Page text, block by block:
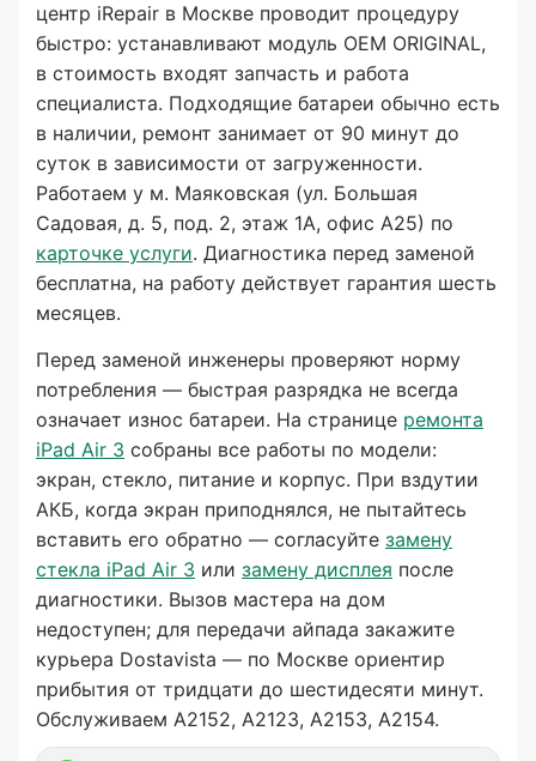
центр iRepair в Москве проводит процедуру
быстро: устанавливают модуль OEM ORIGINAL,
в стоимость входят запчасть и работа
специалиста. Подходящие батареи обычно есть
в наличии, ремонт занимает от 90 минут до
суток в зависимости от загруженности.
Работаем у м. Маяковская (ул. Большая
Садовая, д. 5, под. 2, этаж 1А, офис А25) по
карточке услуги. Диагностика перед заменой
бесплатна, на работу действует гарантия шесть
месяцев.
Перед заменой инженеры проверяют норму
потребления — быстрая разрядка не всегда
означает износ батареи. На странице ремонта
iPad Air 3 собраны все работы по модели:
экран, стекло, питание и корпус. При вздутии
АКБ, когда экран приподнялся, не пытайтесь
вставить его обратно — согласуйте замену
стекла iPad Air 3 или замену дисплея после
диагностики. Вызов мастера на дом
недоступен; для передачи айпада закажите
курьера Dostavista — по Москве ориентир
прибытия от тридцати до шестидесяти минут.
Обслуживаем A2152, A2123, A2153, A2154.